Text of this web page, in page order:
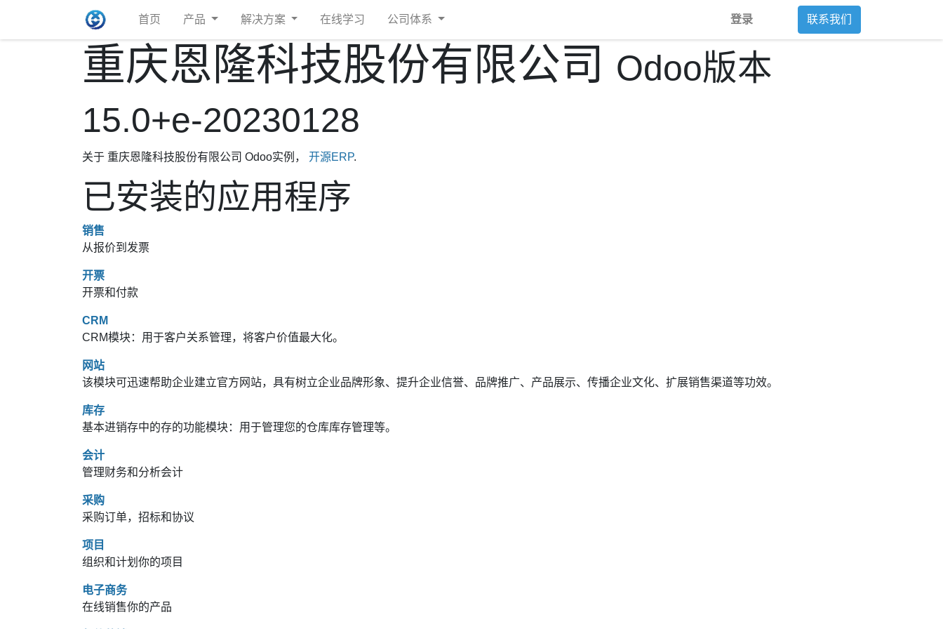
首页 产品 解决方案 在线学习 公司体系 登录 联系我们
重庆恩隆科技股份有限公司 Odoo版本
15.0+e-20230128
关于 重庆恩隆科技股份有限公司 Odoo实例， 开源ERP.
已安装的应用程序
销售
从报价到发票
开票
开票和付款
CRM
CRM模块：用于客户关系管理，将客户价值最大化。
网站
该模块可迅速帮助企业建立官方网站，具有树立企业品牌形象、提升企业信誉、品牌推广、产品展示、传播企业文化、扩展销售渠道等功效。
库存
基本进销存中的存的功能模块：用于管理您的仓库库存管理等。
会计
管理财务和分析会计
采购
采购订单，招标和协议
项目
组织和计划你的项目
电子商务
在线销售你的产品